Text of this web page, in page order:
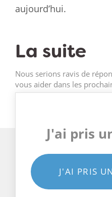
aujourd’hui.
La suite
Nous serions ravis de
vous aider dans les
J'ai pris
J'AI PRIS